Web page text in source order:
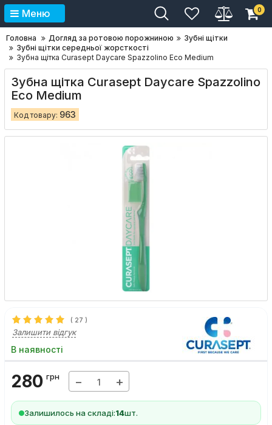
Меню 0
Головна Догляд за ротовою порожниною
Зубні щітки
Зубні щітки середньої жорсткості
Зубна щітка Curasept Daycare Spazzolino Eco Medium
Зубна щітка Curasept Daycare Spazzolino
Eco Medium
Код товару: 963
( 27 )
Залишити відгук
В наявності
280 грн − +
Залишилось на складі:14шт.